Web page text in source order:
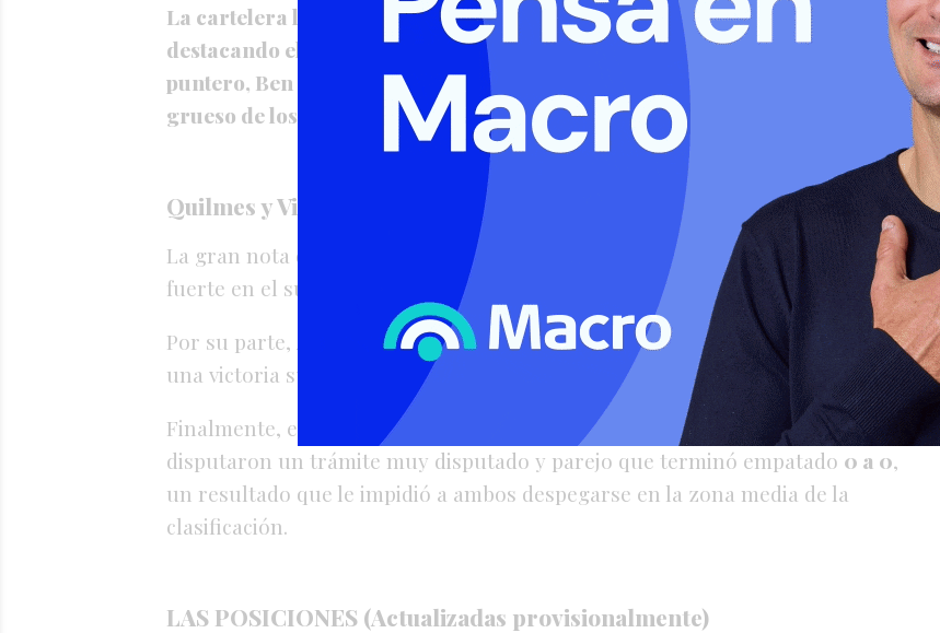
La cartelera local continuará este viernes con dos encuentros de fuste,
destacando el choque de alto vuelo en Sunchales entre Libertad y el único
puntero, Ben Hur, para luego completar la historia el domingo con el
grueso de los partidos y todo el ascenso liguista.
Quilmes y Vila celebraron afuera
La gran nota de la noche del jueves la dio Argentino Quilmes, que pisó
fuerte en el sur departamental al derrotar por
1 a 0a Brown de San Vicente.
Por su parte,
Argentino de Vila se hizo fuerte en su reducto y se quedó con
una victoria sumamente valiosa al vencer por
1 a 0 9 de Julio.
Finalmente, en el predio Tito Bartomioli,
Atlético de Rafaela
Peñarol
disputaron un trámite muy disputado y parejo que terminó empatado 0 a 0,
un resultado que le impidió a ambos despegarse en la zona media de la
clasificación.
LAS POSICIONES (Actualizadas provisionalmente)